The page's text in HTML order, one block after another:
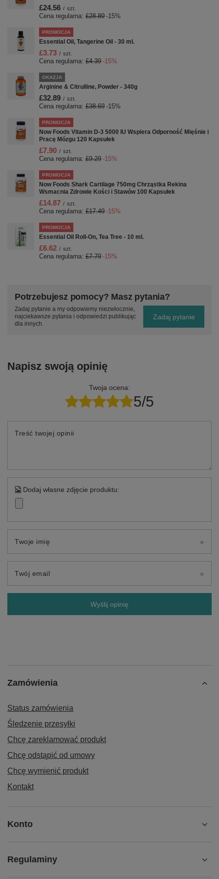
£24.56 / szt.
Cena regularna: £28.89 -15%
PROMOCJA
Essential Oil, Tangerine Oil - 30 ml.
£3.73 / szt.
Cena regularna: £4.39 -15%
OKAZJA
Arginine & Citrulline, Powder - 340g
£32.89 / szt.
Cena regularna: £38.69 -15%
PROMOCJA
Now Foods Vitamin D-3 5000 IU Wspiera Odporność Mięśnie i
Pracę Mózgu 120 Kapsułek
£7.90 / szt.
Cena regularna: £9.29 -15%
PROMOCJA
Now Foods Shark Cartilage 750mg Chrząstka Rekina
Wsmacnia Zdrowie Kości i Stawów 100 Kapsułek
£14.87 / szt.
Cena regularna: £17.49 -15%
PROMOCJA
Essential Oil Roll-On, Tea Tree - 10 ml.
£6.62 / szt.
Cena regularna: £7.79 -15%
Potrzebujesz pomocy? Masz pytania?
Zadaj pytanie a my odpowiemy niezwłocznie,
najciekawsze pytania i odpowiedzi publikując
dla innych.
Zadaj pytanie
Napisz swoją opinię
Twoja ocena:
5/5
Treść twojej opinii
Dodaj własne zdjęcie produktu:
Twoje imię
Twój email
Wyślij opinię
Zamówienia
Status zamówienia
Śledzenie przesyłki
Chcę zareklamować produkt
Chcę odstąpić od umowy
Chcę wymienić produkt
Kontakt
Konto
Regulaminy